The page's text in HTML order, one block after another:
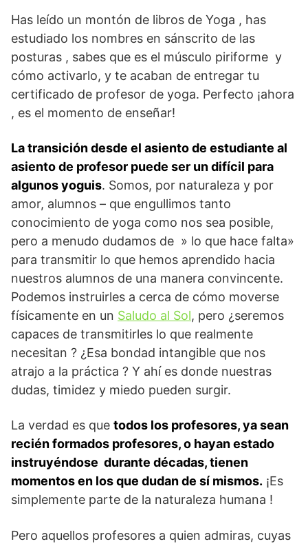
Has leído un montón de libros de Yoga , has
estudiado los nombres en sánscrito de las
posturas , sabes que es el músculo piriforme y
cómo activarlo, y te acaban de entregar tu
certificado de profesor de yoga. Perfecto ¡ahora
, es el momento de enseñar!
La transición desde el asiento de estudiante al
asiento de profesor puede ser un difícil para
algunos yoguis. Somos, por naturaleza y por
amor, alumnos – que engullimos tanto
conocimiento de yoga como nos sea posible,
pero a menudo dudamos de » lo que hace falta»
para transmitir lo que hemos aprendido hacia
nuestros alumnos de una manera convincente.
Podemos instruirles a cerca de cómo moverse
físicamente en un Saludo al Sol, pero ¿seremos
capaces de transmitirles lo que realmente
necesitan ? ¿Esa bondad intangible que nos
atrajo a la práctica ? Y ahí es donde nuestras
dudas, timidez y miedo pueden surgir.
La verdad es que todos los profesores, ya sean
recién formados profesores, o hayan estado
instruyéndose durante décadas, tienen
momentos en los que dudan de sí mismos. ¡Es
simplemente parte de la naturaleza humana !
Pero aquellos profesores a quien admiras, cuyas